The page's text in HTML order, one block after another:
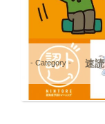
- Category - 速読